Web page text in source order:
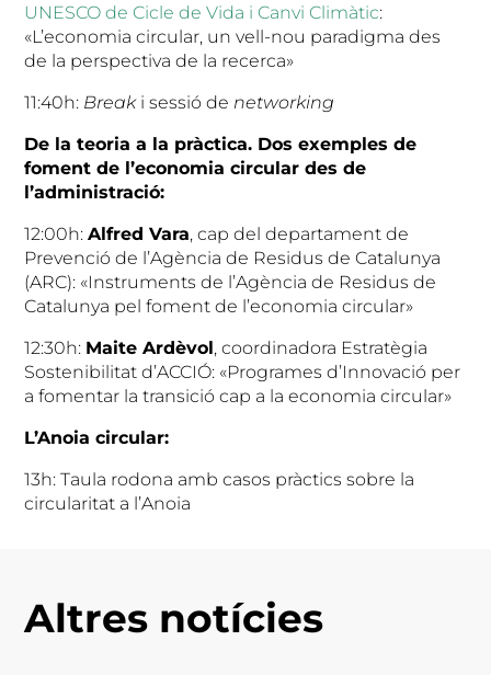
UNESCO de Cicle de Vida i Canvi Climàtic:
«L’economia circular, un vell-nou paradigma des
de la perspectiva de la recerca»
11:40h: Breaki sessió de networking
De la teoria a la pràctica. Dos exemples de
foment de l’economia circular des de
l’administració:
12:00h:Alfred Vara, cap del departament de
Prevenció de l’Agència de Residus de Catalunya
(ARC): «Instruments de l’Agència de Residus de
Catalunya pel foment de l’economia circular»
12:30h: Maite Ardèvol, coordinadora Estratègia
Sostenibilitat d’ACCIÓ: «Programes d’Innovació per
a fomentar la transició cap a la economia circular»
L’Anoia circular:
13h: Taula rodona amb casos pràctics sobre la
circularitat a l’Anoia
Altres notícies